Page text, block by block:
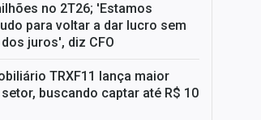
no 2T26; 'Estamos
para voltar a dar lucro sem
juros', diz CFO
TRXF11 lança maior
buscando captar até R$ 10